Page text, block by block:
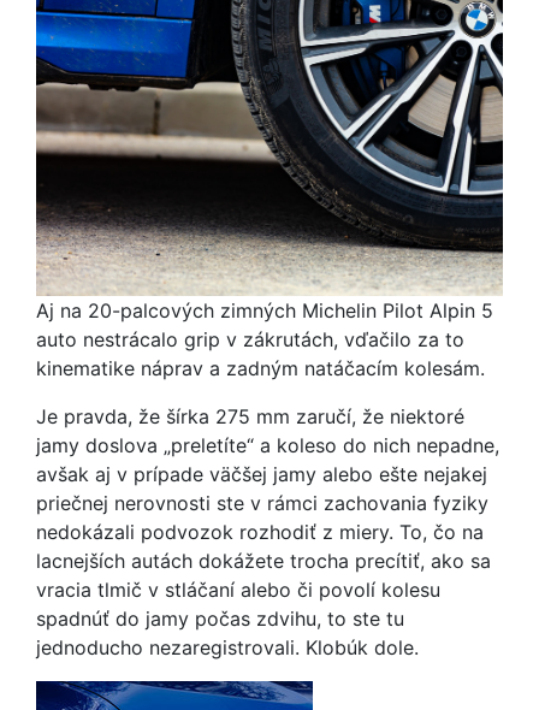
Aj na 20-palcových zimných Michelin Pilot Alpin 5
auto nestrácalo grip v zákrutách, vďačilo za to
kinematike náprav a zadným natáčacím kolesám.
Je pravda, že šírka 275 mm zaručí, že niektoré
jamy doslova „preletíte“ a koleso do nich nepadne,
avšak aj v prípade väčšej jamy alebo ešte nejakej
priečnej nerovnosti ste v rámci zachovania fyziky
nedokázali podvozok rozhodiť z miery. To, čo na
lacnejších autách dokážete trocha precítiť, ako sa
vracia tlmič v stláčaní alebo či povolí kolesu
spadnúť do jamy počas zdvihu, to ste tu
jednoducho nezaregistrovali. Klobúk dole.